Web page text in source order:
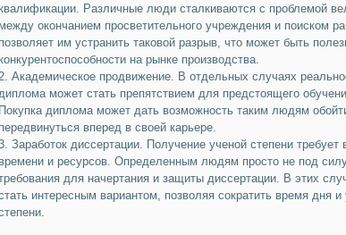
квалификации. Различные люди сталкиваются с проблемой
между окончанием просветительного учреждения и поиском
позволяет им устранить таковой разрыв, что может быть
конкурентоспособности на рынке производства.
Академическое продвижение. В отдельных случаях
может стать препятствием для предстоящего
Покупка диплома может дать возможность таким людям
передвинуться вперед в своей карьере.
Заработок диссертации. Получение ученой степени требует
времени и ресурсов. Определенным людям просто не под
для начертания и защиты диссертации. В этих
интересным вариантом, позволяя сократить время дня